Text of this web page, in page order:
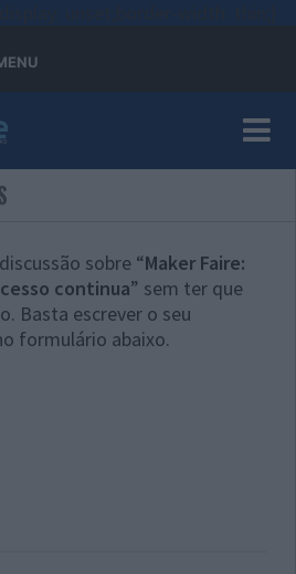
sobre “Maker Faire:
continua” sem ter que
Basta escrever o seu
formulário abaixo.